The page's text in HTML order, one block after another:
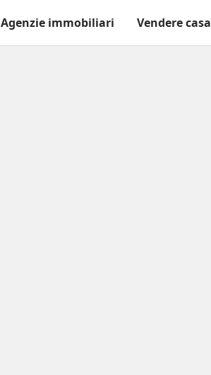
Agenzie immobiliari Vendere casa